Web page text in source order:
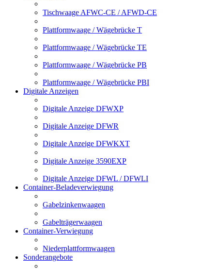
Tischwaage AFWC-CE / AFWD-CE
Plattformwaage / Wägebrücke T
Plattformwaage / Wägebrücke TE
Plattformwaage / Wägebrücke PB
Plattformwaage / Wägebrücke PBI
Digitale Anzeigen
Digitale Anzeige DFWXP
Digitale Anzeige DFWR
Digitale Anzeige DFWKXT
Digitale Anzeige 3590EXP
Digitale Anzeige DFWL / DFWLI
Container-Beladeverwiegung
Gabelzinkenwaagen
Gabelträgerwaagen
Container-Verwiegung
Niederplattformwaagen
Sonderangebote